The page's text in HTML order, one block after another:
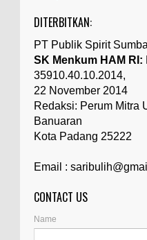
DITERBITKAN:
PT Publik Spirit
SK Menkum HAM RI:
35910.40.10.2014,
22 November 2014
Redaksi: Perum Mitra
Banuaran
Kota Padang 25222
Email :
CONTACT US
Name